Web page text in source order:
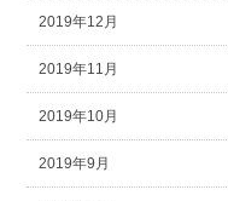
2019年12月
2019年11月
2019年10月
2019年9月